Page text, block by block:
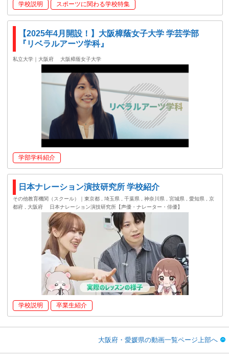
学校説明 スポーツに関わる学校特集
【2025年4月開設！】大阪樟蔭女子大学 学芸学部
『リベラルアーツ学科』
私立大学｜大阪府 大阪樟蔭女子大学
学部学科紹介
日本ナレーション演技研究所 学校紹介
その他教育機関（スクール）｜東京都 , 埼玉県 , 千葉県 , 神奈川県 , 宮城県 , 愛知県 , 京
都府 , 大阪府
日本ナレーション演技研究所【声優・ナレーター・俳優】
学校説明 卒業生紹介
大阪府・愛媛県の動画一覧ページ上部へ